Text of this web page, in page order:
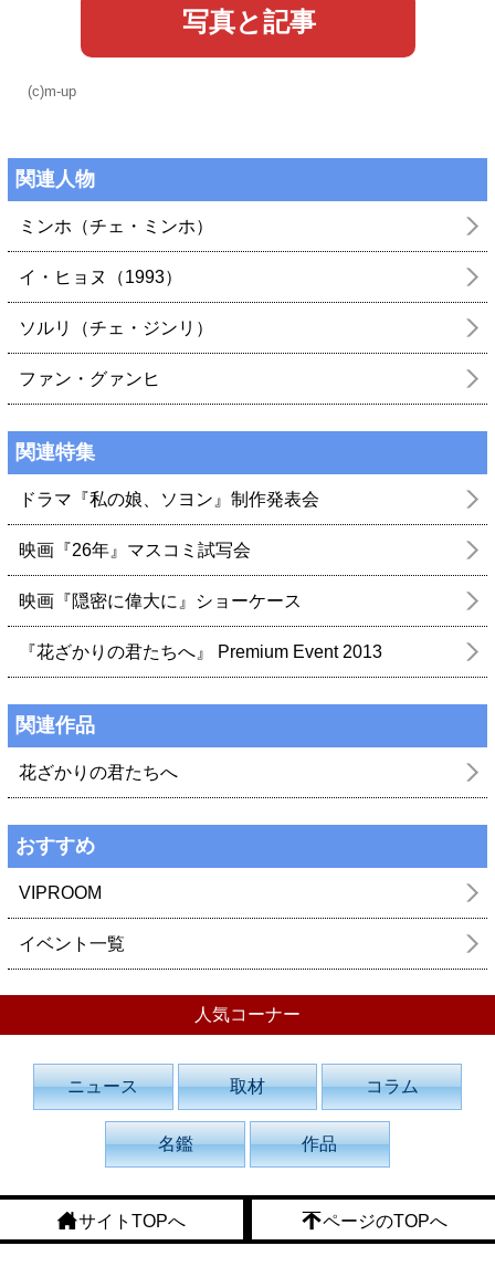
写真と記事
(c)m-up
関連人物
ミンホ（チェ・ミンホ）
イ・ヒョヌ（1993）
ソルリ（チェ・ジンリ）
ファン・グァンヒ
関連特集
ドラマ『私の娘、ソヨン』制作発表会
映画『26年』マスコミ試写会
映画『隠密に偉大に』ショーケース
『花ざかりの君たちへ』 Premium Event 2013
関連作品
花ざかりの君たちへ
おすすめ
VIPROOM
イベント一覧
人気コーナー
ニュース 取材 コラム
名鑑 作品
サイトTOPへ ページのTOPへ